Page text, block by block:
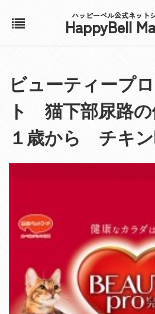
ハッピーベル公式ネット
HappyBell
アカウント
カート
ビューティープ
ト 猫下部尿路
１歳から チキ